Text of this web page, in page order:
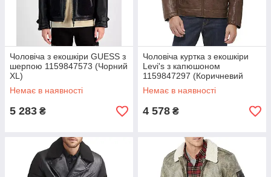
Чоловіча з екошкіри GUESS з
шерпою 1159847573 (Чорний
XL)
Немає в наявності
5 283 ₴
Чоловіча куртка з екошкіри
Levi's з капюшоном
1159847297 (Коричневий
XXL)
Немає в наявності
4 578 ₴